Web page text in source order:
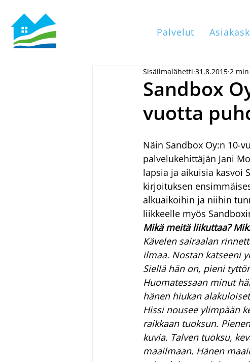
Palvelut
Sandbox
vuotta
Sisäilmalähetti 31.8.2015 2
Näin Sandbox Oy:n 10-
palvelukehittäjän Jani
lapsia ja aikuisia kasvoi
kirjoituksen
alkuaikoihin ja niihin
liikkeelle myös
Mikä meitä liikuttaa?
Kävelen sairaalan
ilmaa. Nostan katseeni
Siellä hän on, pieni
Huomatessaan minut
hänen hiukan
Hissi nousee ylimpään
raikkaan tuoksun.
kuvia. Talven tuoksu,
maailmaan. Hänen